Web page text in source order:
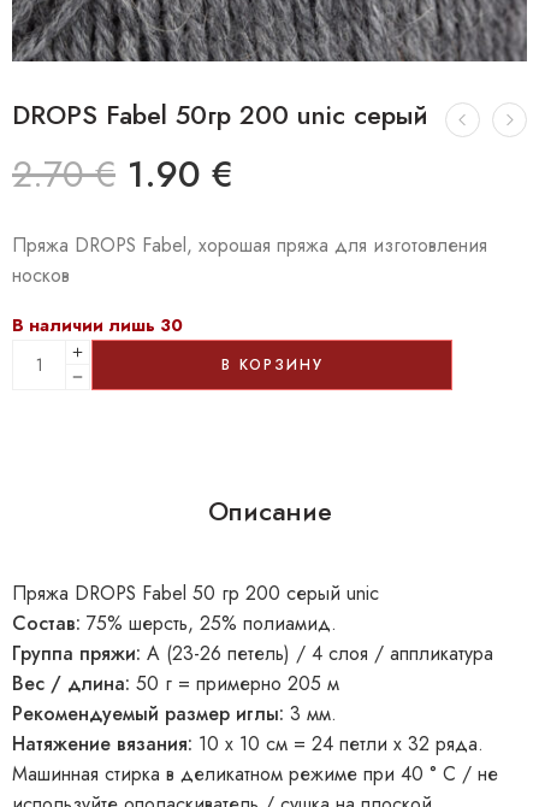
DROPS Fabel 50гр 200 unic серый
2.70€ 1.90 €
Пряжа DROPS Fabel, хорошая пряжа для изготовления
носков
В наличии лишь 30
В КОРЗИНУ
Описание
Пряжа DROPS Fabel 50 гр 200 серый unic
Состав: 75% шерсть, 25% полиамид.
Группа пряжи: A (23-26 петель) / 4 слоя / аппликатура
Вес / длина: 50 г = примерно 205 м
Рекомендуемый размер иглы: 3 мм.
Натяжение вязания: 10 x 10 см = 24 петли x 32 ряда.
Машинная стирка в деликатном режиме при 40 ° C / не